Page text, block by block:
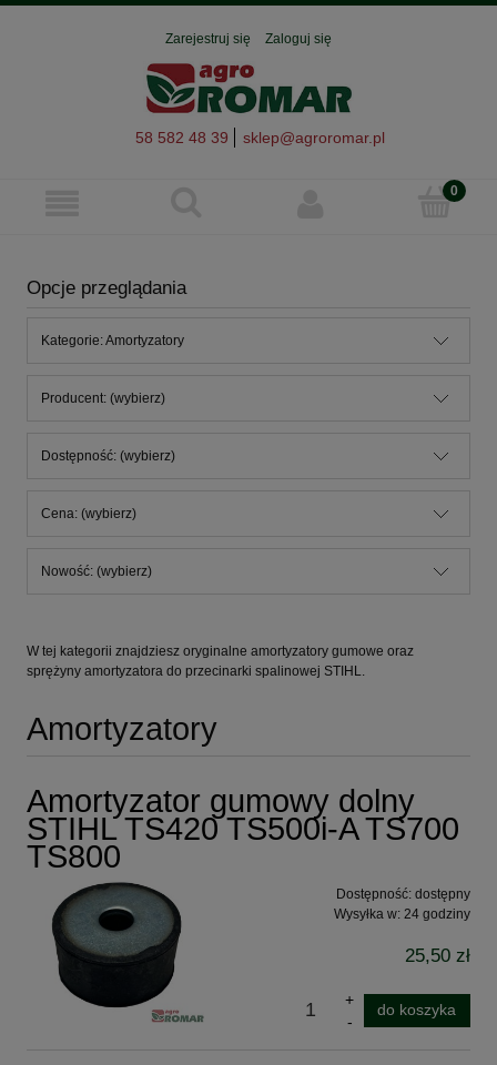
Zarejestruj się Zaloguj się
58 582 48 39 sklep@agroromar.pl
Opcje przeglądania
Kategorie: Amortyzatory
Producent: (wybierz)
Dostępność: (wybierz)
Cena: (wybierz)
Nowość: (wybierz)
W tej kategorii znajdziesz oryginalne amortyzatory gumowe oraz
sprężyny amortyzatora do przecinarki spalinowej STIHL.
Amortyzatory
Amortyzator gumowy dolny
STIHL TS420 TS500i-A TS700
TS800
Dostępność: dostępny
Wysyłka w: 24 godziny
25,50 zł
do koszyka